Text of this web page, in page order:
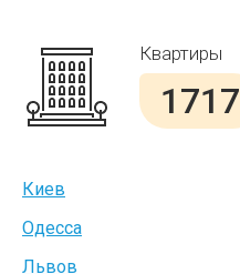
Квартиры
1717
Киев
Одесса
Львов